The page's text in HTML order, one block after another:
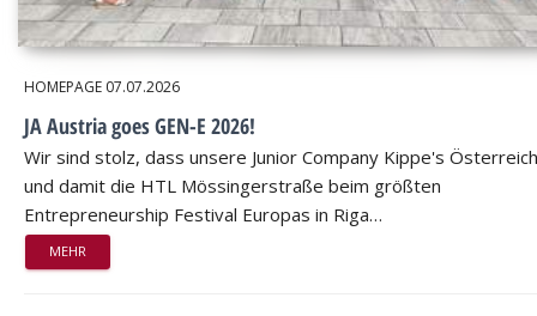
HOMEPAGE 07.07.2026
JA Austria goes GEN-E 2026!
Wir sind stolz, dass unsere Junior Company Kippe's Österreich
und damit die HTL Mössingerstraße beim größten
Entrepreneurship Festival Europas in Riga…
MEHR